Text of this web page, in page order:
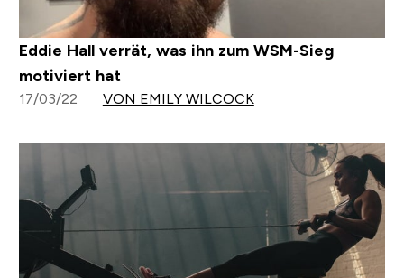
Eddie Hall verrät, was ihn zum WSM-Sieg
motiviert hat
17/03/22 VON EMILY WILCOCK